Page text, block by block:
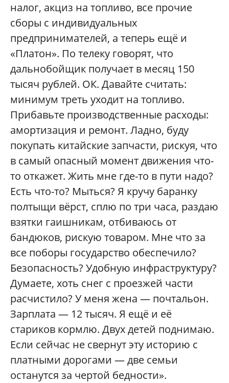
налог, акциз на топливо, все прочие
сборы с индивидуальных
предпринимателей, а теперь ещё и
«Платон». По телеку говорят, что
дальнобойщик получает в месяц 150
тысяч рублей. ОК. Давайте считать:
минимум треть уходит на топливо.
Прибавьте производственные расходы:
амортизация и ремонт. Ладно, буду
покупать китайские запчасти, рискуя, что
в самый опасный момент движения что-
то откажет. Жить мне где-то в пути надо?
Есть что-то? Мыться? Я кручу баранку
полтыщи вёрст, сплю по три часа, раздаю
взятки гаишникам, отбиваюсь от
бандюков, рискую товаром. Мне что за
все поборы государство обеспечило?
Безопасность? Удобную инфраструктуру?
Думаете, хоть снег с проезжей части
расчистило? У меня жена — почтальон.
Зарплата — 12 тысяч. Я ещё и её
стариков кормлю. Двух детей поднимаю.
Если сейчас не свернут эту историю с
платными дорогами — две семьи
останутся за чертой бедности».